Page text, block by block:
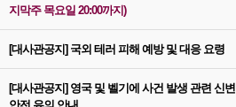
지막주 목요일 20:00까지)
[대사관공지] 국외 테러 피해 예방 및 대응 요령
[대사관공지] 영국 및 벨기에 사건 발생 관련 신변